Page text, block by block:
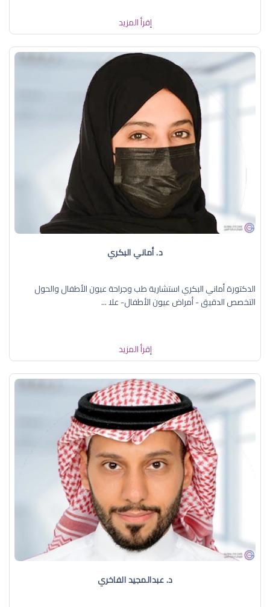
إقرأ المزيد
د. أماني البكري
الدكتورة أماني البكري استشارية طب وجراحة عيون الأطفال والحول
التخصص الدقيق - أمراض عيون الأطفال- علا ...
إقرأ المزيد
د. عبدالمجيد الفاخري